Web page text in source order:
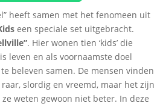
heeft samen met het fenomeen uit
een speciale set uitgebracht.
. Hier wonen tien ‘kids’ die
leven en als voornaamste doel
beleven samen. De mensen vinden
slordig en vreemd, maar het zijn
weten gewoon niet beter. In deze